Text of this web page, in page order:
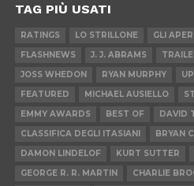
TAG PIÙ USATI
RATINGS LO STRILLONE GLI
FLASHNEWS
J. J. ABRAMS
JOSS WHEDON
RYAN MURPHY
FEATURED
MICHAEL AUSIELLO
EMMY AWARDS
BEST OF DAVID
CLASSIFICA DEGLI ITASIANI
BRYAN
DAMON LINDELOF
KURT SUTTER
GEORGE R. R. MARTIN
CHARLIE